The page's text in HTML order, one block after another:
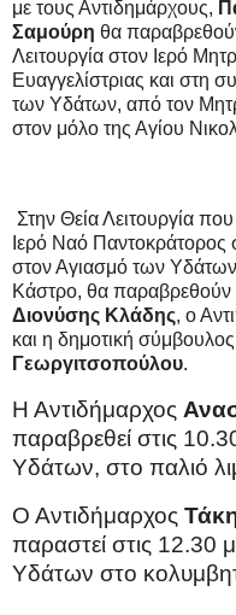
με τους Αντιδημάρχους,
Σαμούρη θα
Λειτουργία στον Ιερό
Ευαγγελίστριας και στη
των Υδάτων, από τον
στον μόλο της Αγίου
Στην Θεία Λειτουργία
Ιερό Ναό
στον Αγιασμό των
Κάστρο, θα
Διονύσης Κλάδης, ο
και η δημοτική σύμβουλος
Γεωργιτσοπούλου.
Η Αντιδήμαρχος
παραβρεθεί στις
Υδάτων, στο παλιό
Ο Αντιδήμαρχος
παραστεί στις 12.30
Υδάτων στο